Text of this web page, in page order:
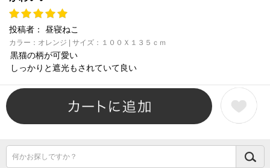
投稿者： 昼寝ねこ
カラー：オレンジ | サイズ：１００Ｘ１３５ｃｍ
黒猫の柄が可愛い
しっかりと遮光もされていて良い
何かお探しですか？